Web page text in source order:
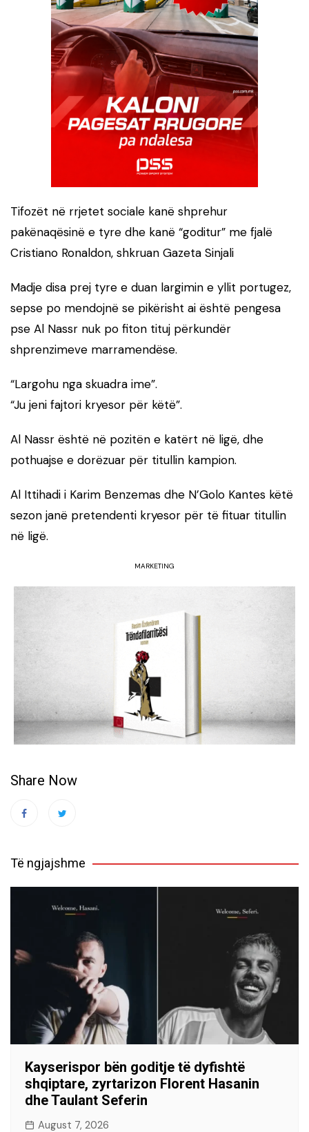
Tifozët në rrjetet sociale kanë shprehur
pakënaqësinë e tyre dhe kanë “goditur” me fjalë
Cristiano Ronaldon, shkruan Gazeta Sinjali
Madje disa prej tyre e duan largimin e yllit portugez,
sepse po mendojnë se pikërisht ai është pengesa
pse Al Nassr nuk po fiton tituj përkundër
shprenzimeve marramendëse.
“Largohu nga skuadra ime”.
“Ju jeni fajtori kryesor për këtë”.
Al Nassr është në pozitën e katërt në ligë, dhe
pothuajse e dorëzuar për titullin kampion.
Al Ittihadi i Karim Benzemas dhe N’Golo Kantes këtë
sezon janë pretendenti kryesor për të fituar titullin
në ligë.
MARKETING
Share Now
Të ngjajshme
Kayserispor bën goditje të dyfishtë
shqiptare, zyrtarizon Florent Hasanin
dhe Taulant Seferin
August 7, 2026